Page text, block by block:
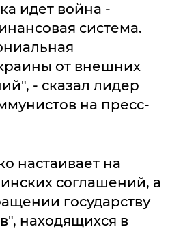
идет война -
система.
от внешних
- сказал лидер
на пресс-
настаивает на
соглашений, а
государству
находящихся в